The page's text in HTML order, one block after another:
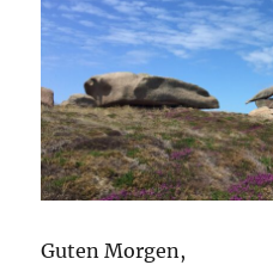
lieb
und
teuer
ist!?!
Guten Morgen,